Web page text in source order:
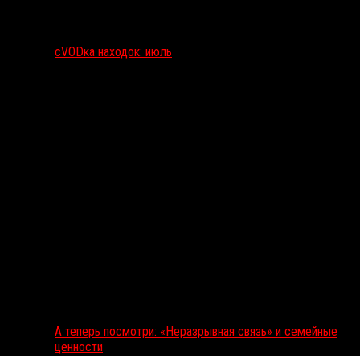
сVODка находок: июль
А теперь посмотри: «Неразрывная связь» и семейные
ценности